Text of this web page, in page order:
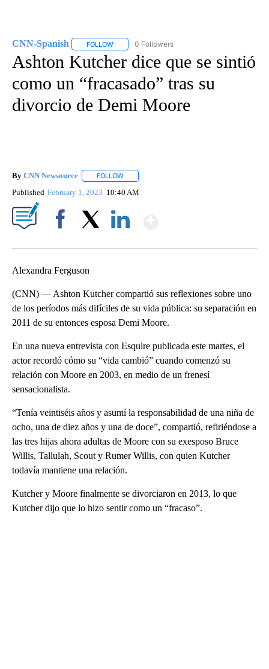
CNN-Spanish FOLLOW FOLLOW "CNN-SPANISH" TO RECEIVE
0 Followers
Ashton Kutcher dice que se sintió
como un “fracasado” tras su
divorcio de Demi Moore
By CNN Newsource FOLLOW
Published February 1, 2023 10:40 AM
Alexandra Ferguson
(CNN) — Ashton Kutcher compartió sus reflexiones sobre uno
de los períodos más difíciles de su vida pública: su separación en
2011 de su entonces esposa Demi Moore.
En una nueva entrevista con Esquire publicada este martes, el
actor recordó cómo su “vida cambió” cuando comenzó su
relación con Moore en 2003, en medio de un frenesí
sensacionalista.
“Tenía veintiséis años y asumí la responsabilidad de una niña de
ocho, una de diez años y una de doce”, compartió, refiriéndose a
las tres hijas ahora adultas de Moore con su exesposo Bruce
Willis, Tallulah, Scout y Rumer Willis, con quien Kutcher
todavía mantiene una relación.
Kutcher y Moore finalmente se divorciaron en 2013, lo que
Kutcher dijo que lo hizo sentir como un “fracaso”.